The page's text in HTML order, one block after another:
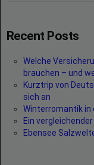
Recent Posts
Welche
brauchen – und
Kurztrip von
sich an
Winterromantik in
Ein
Ebensee